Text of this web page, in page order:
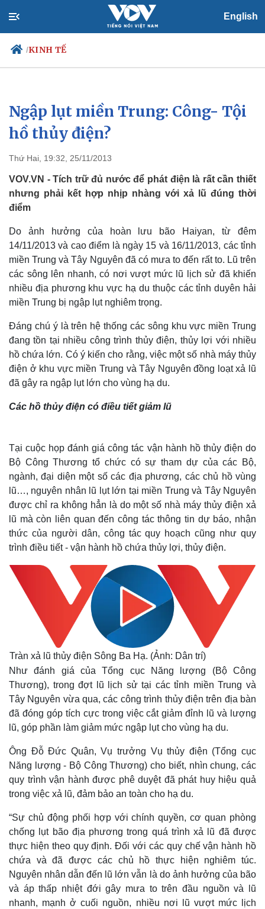
English
/KINH TẾ
Chính trị
Đảng
Tổ chức nhân sự
Nhận diện sự thật
Xã hội
Việc làm
Biển đảo
Ngập lụt miền Trung: Công- Tội
hồ thủy điện?
Thứ Hai, 19:32, 25/11/2013
VOV.VN - Tích trữ đủ nước để phát điện là rất cần thiết
nhưng phải kết hợp nhịp nhàng với xả lũ đúng thời
điểm
Do ảnh hưởng của hoàn lưu bão Haiyan, từ đêm
14/11/2013 và cao điểm là ngày 15 và 16/11/2013, các tỉnh
miền Trung và Tây Nguyên đã có mưa to đến rất to. Lũ trên
các sông lên nhanh, có nơi vượt mức lũ lịch sử đã khiến
nhiều địa phương khu vực hạ du thuộc các tỉnh duyên hải
miền Trung bị ngập lụt nghiêm trọng.
Đáng chú ý là trên hệ thống các sông khu vực miền Trung
đang tồn tại nhiều công trình thủy điện, thủy lợi với nhiều
hồ chứa lớn. Có ý kiến cho rằng, việc một số nhà máy thủy
điện ở khu vực miền Trung và Tây Nguyên đồng loạt xả lũ
đã gây ra ngập lụt lớn cho vùng hạ du.
Các hồ thủy điện có điều tiết giảm lũ
Tại cuộc họp đánh giá công tác vận hành hồ thủy điện do
Bộ Công Thương tổ chức có sự tham dự của các Bộ,
ngành, đại diện một số các địa phương, các chủ hồ vùng
lũ…, nguyên nhân lũ lụt lớn tại miền Trung và Tây Nguyên
được chỉ ra không hẳn là do một số nhà máy thủy điện xả
lũ mà còn liên quan đến công tác thông tin dự báo, nhận
thức của người dân, công tác quy hoạch cũng như quy
trình điều tiết - vận hành hồ chứa thủy lợi, thủy điện.
Tràn xả lũ thủy điện Sông Ba Hạ. (Ảnh: Dân trí)
Như đánh giá của Tổng cục Năng lượng (Bộ Công
Thương), trong đợt lũ lịch sử tại các tỉnh miền Trung và
Tây Nguyên vừa qua, các công trình thủy điện trên địa bàn
đã đóng góp tích cực trong việc cắt giảm đỉnh lũ và lượng
lũ, góp phần làm giảm mức ngập lụt cho vùng hạ du.
Ông Đỗ Đức Quân, Vụ trưởng Vụ thủy điện (Tổng cục
Năng lượng - Bộ Công Thương) cho biết, nhìn chung, các
quy trình vận hành được phê duyệt đã phát huy hiệu quả
trong việc xả lũ, đảm bảo an toàn cho hạ du.
“Sự chủ động phối hợp với chính quyền, cơ quan phòng
chống lụt bão địa phương trong quá trình xả lũ đã được
thực hiện theo quy định. Đối với các quy chế vận hành hồ
chứa và đã được các chủ hồ thực hiện nghiêm túc.
Nguyên nhân dẫn đến lũ lớn vẫn là do ảnh hưởng của bão
và áp thấp nhiệt đới gây mưa to trên đầu nguồn và lũ
nhanh, mạnh ở cuối nguồn, nhiều nơi lũ vượt mức lịch